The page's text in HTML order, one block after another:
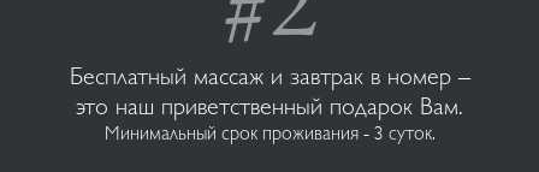
Бесплатный массаж и завтрак в номер –
это наш приветственный подарок Вам.
Минимальный срок проживания - 3 суток.